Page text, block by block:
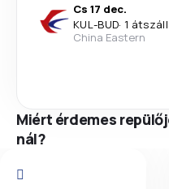
Cs 17 dec.
KUL-BUD· 1
China Eastern
Miért érdemes
nál?